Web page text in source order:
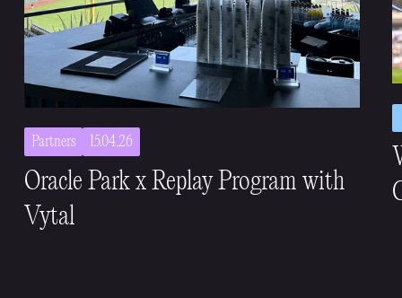
Partners 15.04.26
Oracle Park x Replay Program with
Vytal